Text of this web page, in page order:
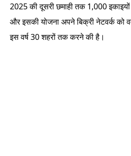
2025 की दूसरी छमाही तक 1,000
और इसकी योजना अपने बिक्री नेटवर्क को
इस वर्ष 30 शहरों तक करने की है।